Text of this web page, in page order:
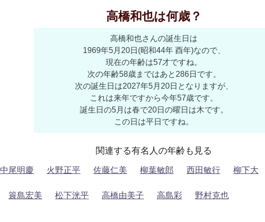
高橋和也は何歳？
高橋和也さんの誕生日は
1969年5月20日(昭和44年 酉年)なので、
現在の年齢は57才ですね。
次の年齢58歳まではあと286日です。
次の誕生日は2027年5月20日となりますが、
これは来年ですから今年57歳です。
誕生日の5月は春で20日の曜日は木です。
この日は平日ですね。
関連する有名人の年齢も見る
中尾明慶 火野正平 佐藤仁美 柳葉敏郎 西田敏行 柳下大
簑島宏美 松下洸平 高橋由美子 高島彩 野村克也